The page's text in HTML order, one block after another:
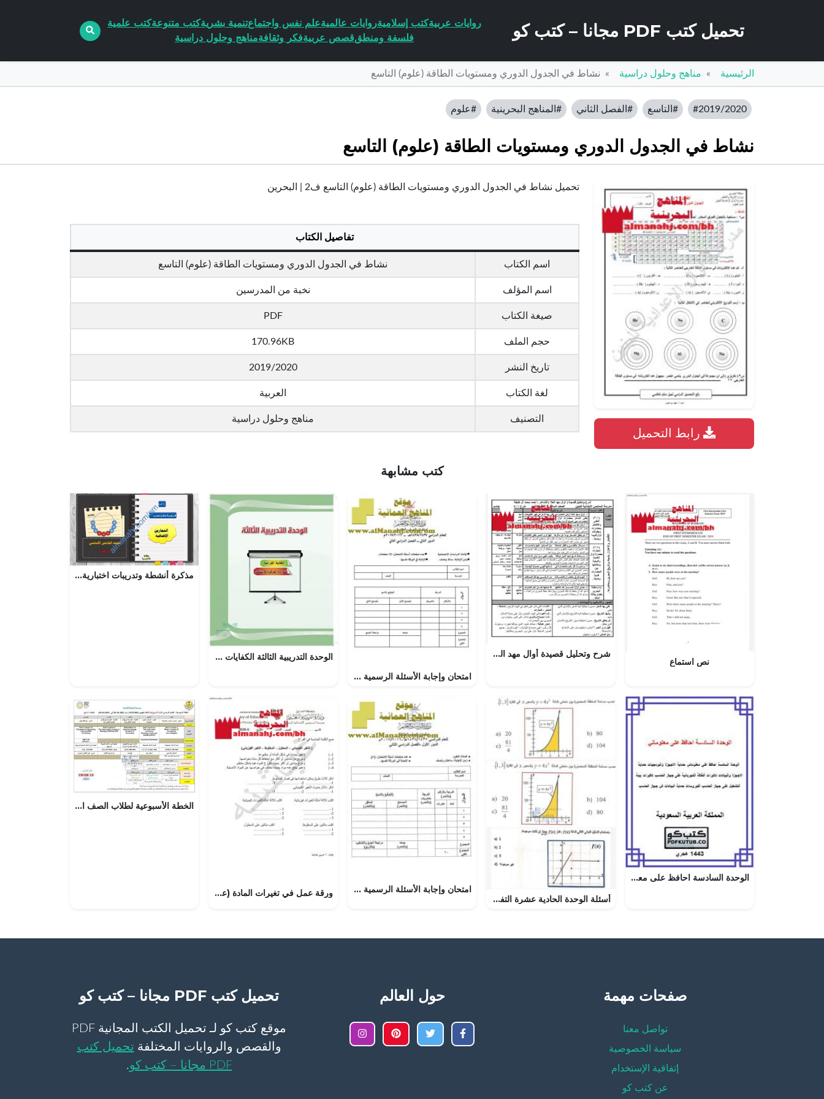
تحميل كتب PDF مجانا – كتب كو روايات عربيةكتب إسلاميةروايات عالميةعلم نفس واجتماعتنمية بشريةكتب متنوعةكتب علمية
فلسفة ومنطققصص عربيةفكر وثقافةمناهج وحلول دراسية
الرئيسية مناهج وحلول دراسية نشاط في الجدول الدوري ومستويات الطاقة (علوم) التاسع
#2019/2020 #التاسع #الفصل الثاني #المناهج البحرينية #علوم
نشاط في الجدول الدوري ومستويات الطاقة (علوم) التاسع
تحميل نشاط في الجدول الدوري ومستويات الطاقة (علوم) التاسع ف2 | البحرين
تفاصيل الكتاب
اسم الكتاب نشاط في الجدول الدوري ومستويات الطاقة (علوم) التاسع
اسم المؤلف نخبة من المدرسين
صيغة الكتاب PDF
حجم الملف 170.96KB
تاريخ النشر 2019/2020
لغة الكتاب العربية
التصنيف مناهج وحلول دراسية
كتب مشابهة
نص استماع
شرح وتحليل قصيدة أوال مهد العلا
امتحان وإجابة الأسئلة الرسمية للفصل الدراسي الثاني الدور الثاني (اجتماعيات) الخامس
الوحدة التدريبية الثالثة الكفايات 1 – المنهاج السعودي
مذكرة أنشطة وتدريبات اختبارية لدرس النسبة والتناسب مع الحل (رياضيات) الخامس
الوحدة السادسة احافظ على معلوماتي – المنهاج السعودي
أسئلة الوحدة الحادية عشرة التفاضل والتكامل – الدروس الأول والثاني والثالث, (رياضيات) الثاني عشر العام
امتحان وإجابة الأسئلة الرسمية للفصل الدراسي الثاني الدور الأول (أحياء) العاشر ورقة عمل في تغيرات المادة (علوم) الثالث
الخطة الأسبوعية لطلاب الصف السابع من 24 10 الى 28 10 درسة الشعلة الخاصة, (المدارس) السابع
صفحات مهمة
تواصل معنا
سياسة الخصوصية
إتفاقية الإستخدام
عن كتب كو
حول العالم تحميل كتب PDF مجانا – كتب كو
موقع كتب كو لـ تحميل الكتب المجانية PDF
والقصص والروايات المختلفة تحميل كتب
PDF مجانا – كتب كو
.